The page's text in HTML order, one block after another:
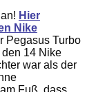
Hier
Nike
Pegasus Turbo
14 Nike
war als der